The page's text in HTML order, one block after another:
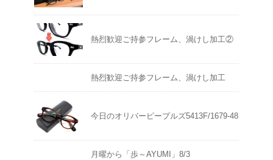
熱烈歓迎ご持参フレーム、渦けし加工②
熱烈歓迎ご持参フレーム、渦けし加工
今日のオリバーピープルズ5413F/1679-48
月曜から「歩～AYUMI」8/3